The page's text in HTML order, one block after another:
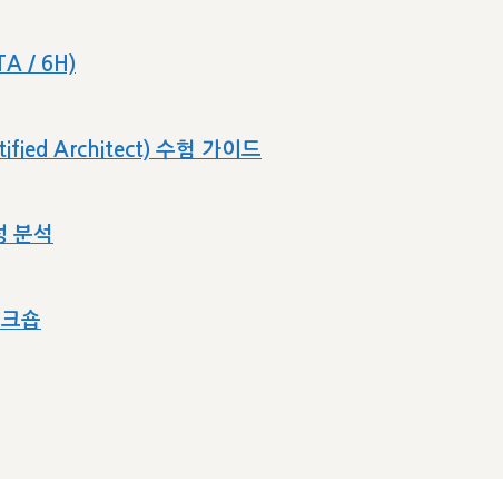
/ 6H)
Architect) 수험 가이드
분석
숍